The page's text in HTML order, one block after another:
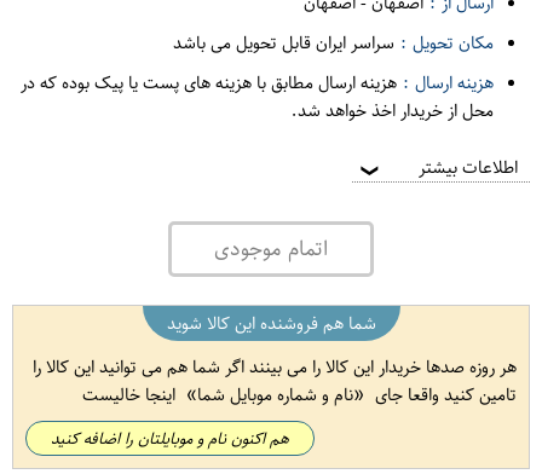
مکان تحویل : سراسر ایران قابل تحویل می باشد
هزینه ارسال : هزینه ارسال مطابق با هزینه های پست یا پیک بوده که در
محل از خریدار اخذ خواهد شد.
اطلاعات بیشتر ❯
اتمام موجودی
شما هم فروشنده این کالا شوید
هر روزه صدها خریدار این کالا را می بینند اگر شما هم می توانید این کالا را
تامین کنید واقعا جای
نام و شماره موبایل شما اینجا خالیست
هم اکنون نام و موبایلتان را اضافه کنید